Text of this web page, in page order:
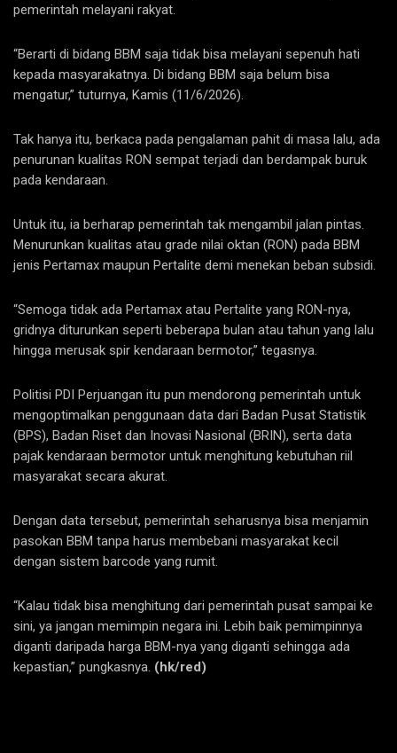
pemerintah melayani rakyat.
“Berarti di bidang BBM saja tidak bisa melayani sepenuh hati
kepada masyarakatnya. Di bidang BBM saja belum bisa
mengatur,” tuturnya, Kamis (11/6/2026).
Tak hanya itu, berkaca pada pengalaman pahit di masa lalu, ada
penurunan kualitas RON sempat terjadi dan berdampak buruk
pada kendaraan.
Untuk itu, ia berharap pemerintah tak mengambil jalan pintas.
Menurunkan kualitas atau grade nilai oktan (RON) pada BBM
jenis Pertamax maupun Pertalite demi menekan beban subsidi.
“Semoga tidak ada Pertamax atau Pertalite yang RON-nya,
gridnya diturunkan seperti beberapa bulan atau tahun yang lalu
hingga merusak spir kendaraan bermotor,” tegasnya.
Politisi PDI Perjuangan itu pun mendorong pemerintah untuk
mengoptimalkan penggunaan data dari Badan Pusat Statistik
(BPS), Badan Riset dan Inovasi Nasional (BRIN), serta data
pajak kendaraan bermotor untuk menghitung kebutuhan riil
masyarakat secara akurat.
Dengan data tersebut, pemerintah seharusnya bisa menjamin
pasokan BBM tanpa harus membebani masyarakat kecil
dengan sistem barcode yang rumit.
“Kalau tidak bisa menghitung dari pemerintah pusat sampai ke
sini, ya jangan memimpin negara ini. Lebih baik pemimpinnya
diganti daripada harga BBM-nya yang diganti sehingga ada
kepastian,” pungkasnya. (hk/red)